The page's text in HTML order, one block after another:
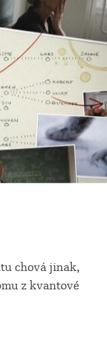
chová jinak,
z kvantové